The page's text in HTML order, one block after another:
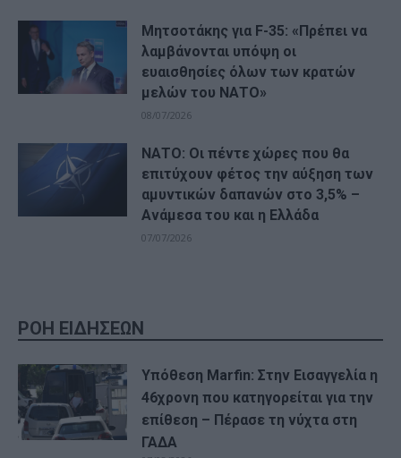
Μητσοτάκης για F-35: «Πρέπει να
λαμβάνονται υπόψη οι
ευαισθησίες όλων των κρατών
μελών του ΝΑΤΟ»
08/07/2026
ΝΑΤΟ: Οι πέντε χώρες που θα
επιτύχουν φέτος την αύξηση των
αμυντικών δαπανών στο 3,5% –
Ανάμεσα του και η Ελλάδα
07/07/2026
ΡΟΗ ΕΙΔΗΣΕΩΝ
Υπόθεση Marfin: Στην Εισαγγελία η
46χρονη που κατηγορείται για την
επίθεση – Πέρασε τη νύχτα στη
ΓΑΔΑ